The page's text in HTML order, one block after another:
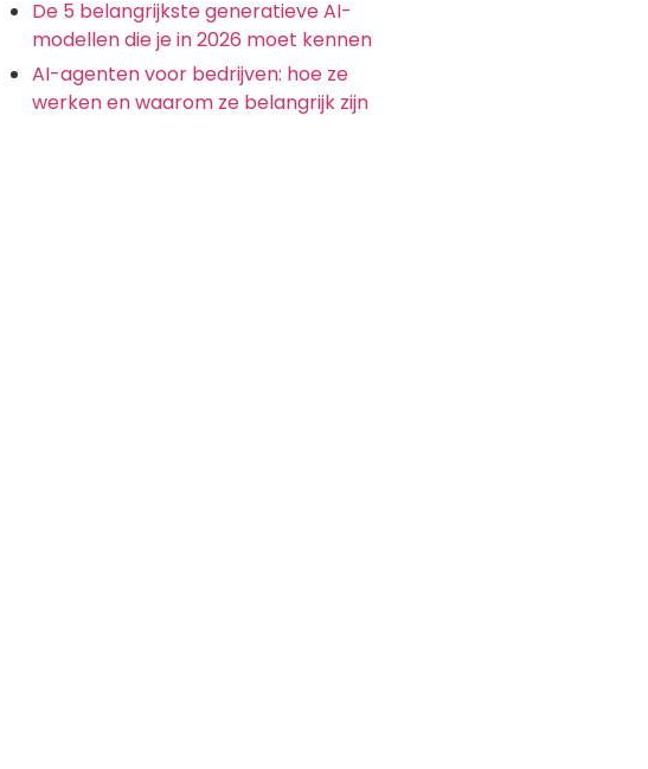
De 5 belangrijkste generatieve AI-
modellen die je in 2026 moet kennen
AI-agenten voor bedrijven: hoe ze
werken en waarom ze belangrijk zijn